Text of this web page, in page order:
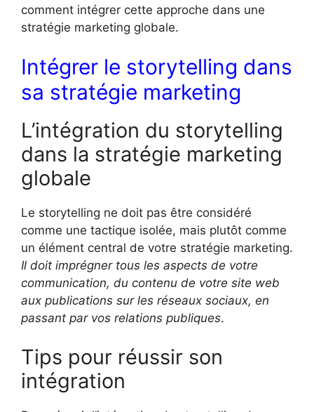
comment intégrer cette approche dans une
stratégie marketing globale.
Intégrer le storytelling dans
sa stratégie marketing
L’intégration du storytelling
dans la stratégie marketing
globale
Le storytelling ne doit pas être considéré
comme une tactique isolée, mais plutôt comme
un élément central de votre stratégie marketing.
Il doit imprégner tous les aspects de votre
communication, du contenu de votre site web
aux publications sur les réseaux sociaux, en
passant par vos relations publiques.
Tips pour réussir son
intégration